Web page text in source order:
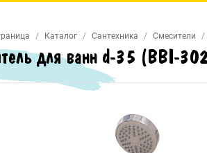
Каталог Сантехника Смесители
для ванн d-35 (BBI-